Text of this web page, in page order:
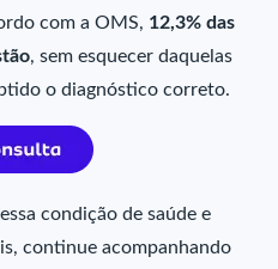
com a OMS, 12,3% das
, sem esquecer daquelas
o diagnóstico correto.
condição de saúde e
continue acompanhando